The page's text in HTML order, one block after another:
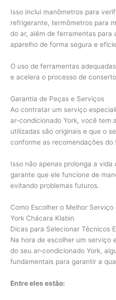
Isso inclui manômetros para
refrigerante, termômetros para
do ar, além de ferramentas para
aparelho de forma segura e
O uso de ferramentas
e acelera o processo de
Garantia de Peças e Serviços
Ao contratar um serviço
ar-condicionado York, você tem
utilizadas são originais e que o
conforme as recomendações do
Isso não apenas prolonga a
garante que ele funcione de
evitando problemas futuros.
Como Escolher o Melhor
York Chácara Klabin
Dicas para Selecionar Técnicos
Na hora de escolher um serviço
do seu ar-condicionado York,
fundamentais para garantir a
Entre eles estão: